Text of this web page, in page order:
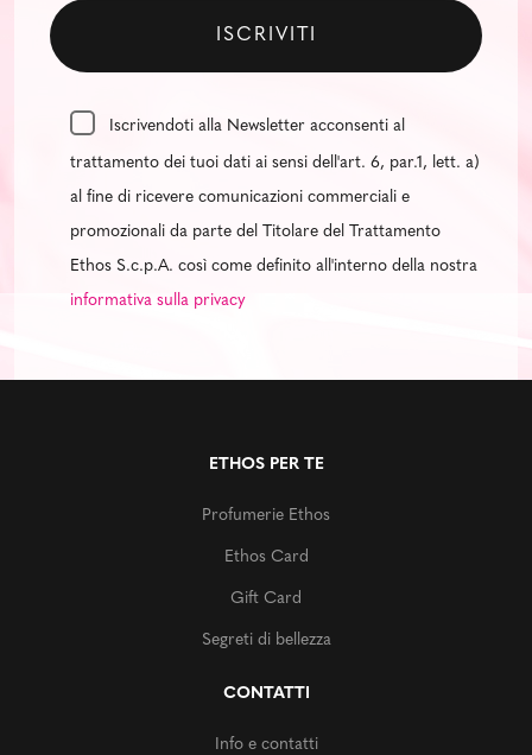
Iscrivendoti alla Newsletter acconsenti al
trattamento dei tuoi dati ai sensi dell'art. 6, par.1, lett. a)
al fine di ricevere comunicazioni commerciali e
promozionali da parte del Titolare del Trattamento
Ethos S.c.p.A. così come definito all'interno della nostra
informativa sulla privacy
ETHOS PER TE
Profumerie Ethos
Ethos Card
Gift Card
Segreti di bellezza
CONTATTI
Info e contatti